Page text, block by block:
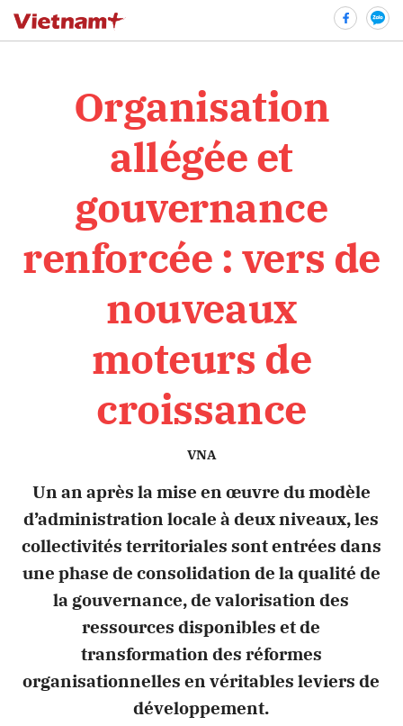
Organisation
allégée et
gouvernance
renforcée : vers de
nouveaux
moteurs de
croissance
VNA
Un an après la mise en œuvre du modèle
d’administration locale à deux niveaux, les
collectivités territoriales sont entrées dans
une phase de consolidation de la qualité de
la gouvernance, de valorisation des
ressources disponibles et de
transformation des réformes
organisationnelles en véritables leviers de
développement.